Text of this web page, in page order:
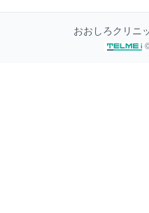
おおしろクリニ